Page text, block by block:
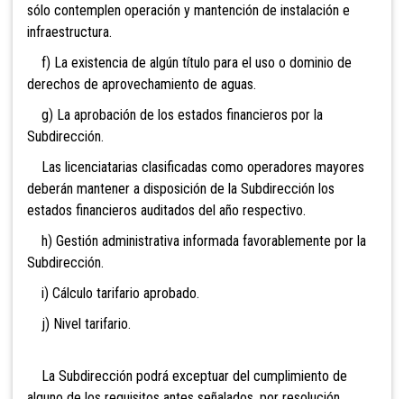
sólo contemplen operación y mantención de instalación e
infraestructura.
f) La existencia de algún título para el uso o dominio de
derechos de aprovechamiento de aguas.
g) La aprobación de los estados financieros por la
Subdirección.
Las licenciatarias clasificadas como operadores mayores
deberán mantener a disposición de la Subdirección los
estados financieros auditados del año respectivo.
h) Gestión administrativa informada favorablemente por la
Subdirección.
i) Cálculo tarifario aprobado.
j) Nivel tarifario.
La Subdirección podrá exceptuar del cumplimiento de